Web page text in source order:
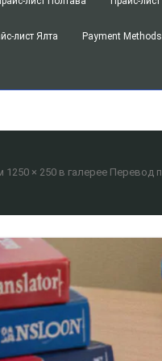
лист Ялта Payment Methods
1250 × 250 в галерее Перевод